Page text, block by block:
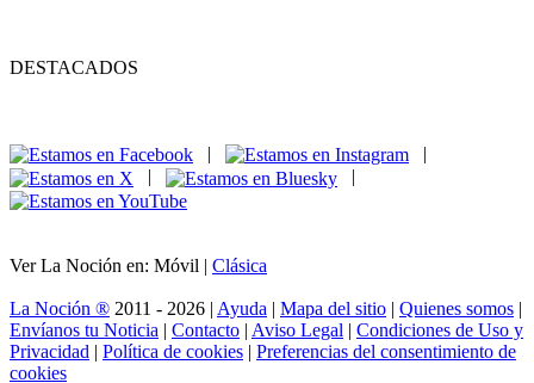
DESTACADOS
|
|
|
|
Ver La Noción en: Móvil | Clásica
La Noción ® 2011 - 2026 | Ayuda | Mapa del sitio | Quienes somos |
Envíanos tu Noticia | Contacto | Aviso Legal | Condiciones de Uso y
Privacidad | Política de cookies | Preferencias del consentimiento de
cookies